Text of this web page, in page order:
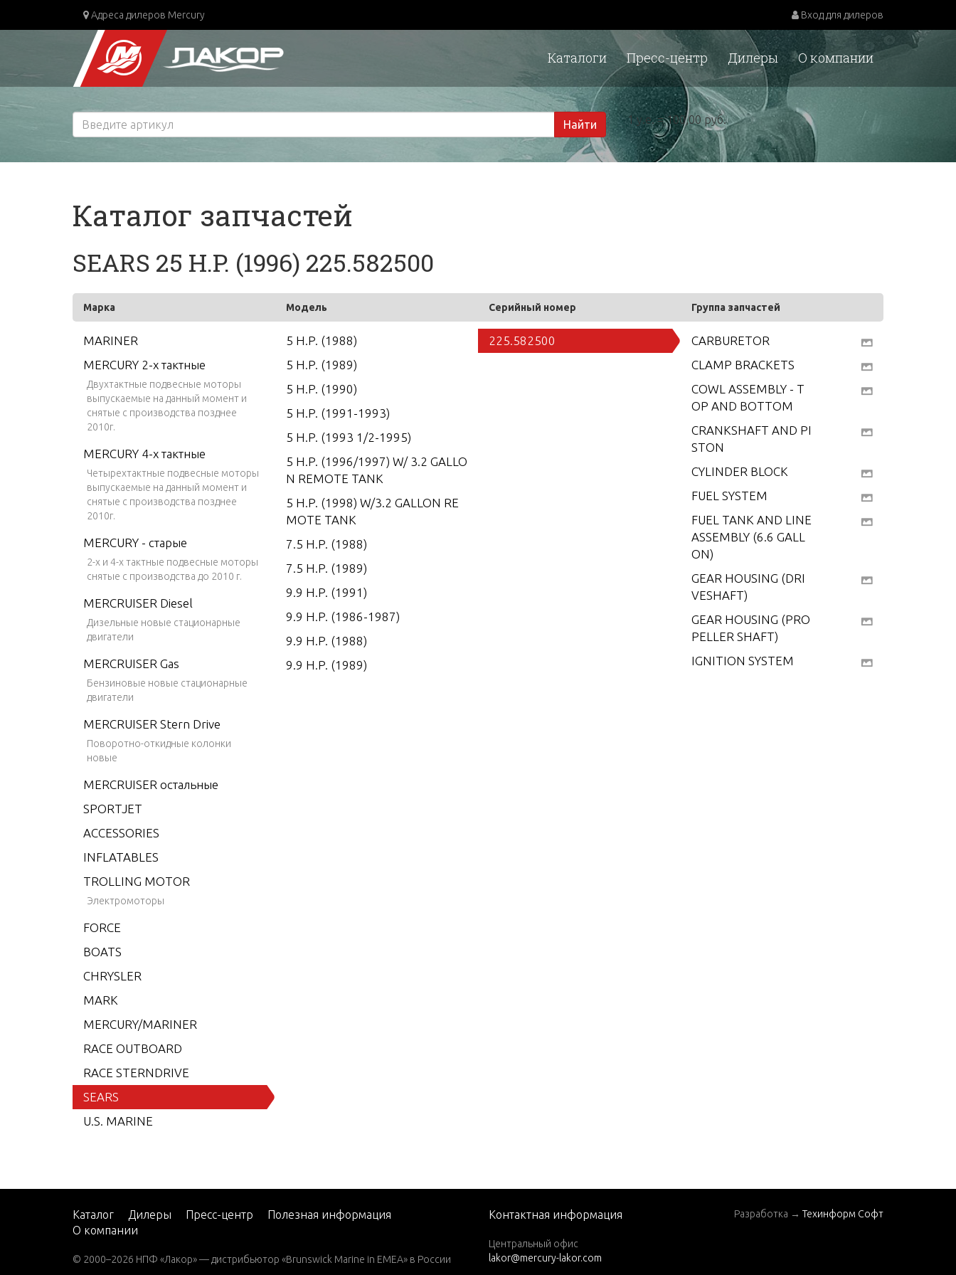
Адреса дилеров Mercury Вход для дилеров
О компании
Дилеры
Пресс-центр
Каталоги
Найти 1 у.е. = 100,00 руб.
Каталог запчастей
SEARS 25 H.P. (1996) 225.582500
Марка Модель Серийный номер Группа запчастей
MARINER
MERCURY 2-х тактные
Двухтактные подвесные моторы
выпускаемые на данный момент и
снятые с производства позднее
2010г.
MERCURY 4-х тактные
Четырехтактные подвесные моторы
выпускаемые на данный момент и
снятые с производства позднее
2010г.
MERCURY - старые
2-х и 4-х тактные подвесные моторы
снятые с производства до 2010 г.
MERCRUISER Diesel
Дизельные новые стационарные
двигатели
MERCRUISER Gas
Бензиновые новые стационарные
двигатели
MERCRUISER Stern Drive
Поворотно-откидные колонки
новые
MERCRUISER остальные
SPORTJET
ACCESSORIES
INFLATABLES
TROLLING MOTOR
Электромоторы
FORCE
BOATS
CHRYSLER
MARK
MERCURY/MARINER
RACE OUTBOARD
RACE STERNDRIVE
SEARS
U.S. MARINE
5 H.P. (1988)
5 H.P. (1989)
5 H.P. (1990)
5 H.P. (1991-1993)
5 H.P. (1993 1/2-1995)
5 H.P. (1996/1997) W/ 3.2 GALLO
N REMOTE TANK
5 H.P. (1998) W/3.2 GALLON RE
MOTE TANK
7.5 H.P. (1988)
7.5 H.P. (1989)
9.9 H.P. (1991)
9.9 H.P. (1986-1987)
9.9 H.P. (1988)
9.9 H.P. (1989)
25 H.P. (1996)
25 H.P. (1997) W/ 6.6 GALLON R
225.582500
CARBURETOR
CLAMP BRACKETS
COWL ASSEMBLY - T
OP AND BOTTOM
CRANKSHAFT AND PI
STON
CYLINDER BLOCK
FUEL SYSTEM
FUEL TANK AND LINE
ASSEMBLY (6.6 GALL
ON)
GEAR HOUSING (DRI
VESHAFT)
GEAR HOUSING (PRO
PELLER SHAFT)
IGNITION SYSTEM
Каталог Дилеры Пресс-центр
Полезная информация
О компании
© 2000–2026 НПФ «Лакор» — дистрибьютор «Brunswick Marine in EMEA» в России
Контактная информация
Центральный офис
lakor@mercury-lakor.com
Разработка → Техинформ Софт